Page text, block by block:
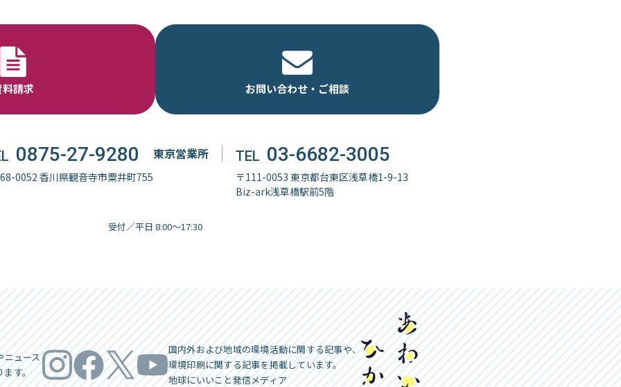
料請求 お問い合わせ・ご相談
0875-27-9280
0052 香川県観音寺市粟井町755
東京営業所 TEL 03-6682-3005
〒111-0053 東京都台東区浅草橋1-9-13
Biz-ark浅草橋駅前5階
受付／平日 8:00～17:30
ニュース
ます。
国内外および地域の環境活動に関する記事や、
環境印刷に関する記事を掲載しています。
地球にいいこと発信メディア